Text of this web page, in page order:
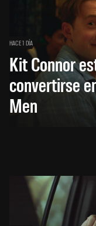
HACE 1 DÍA
Kit Connor
convertirse
Men